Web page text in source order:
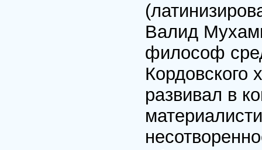
Валид
философ
развивал в